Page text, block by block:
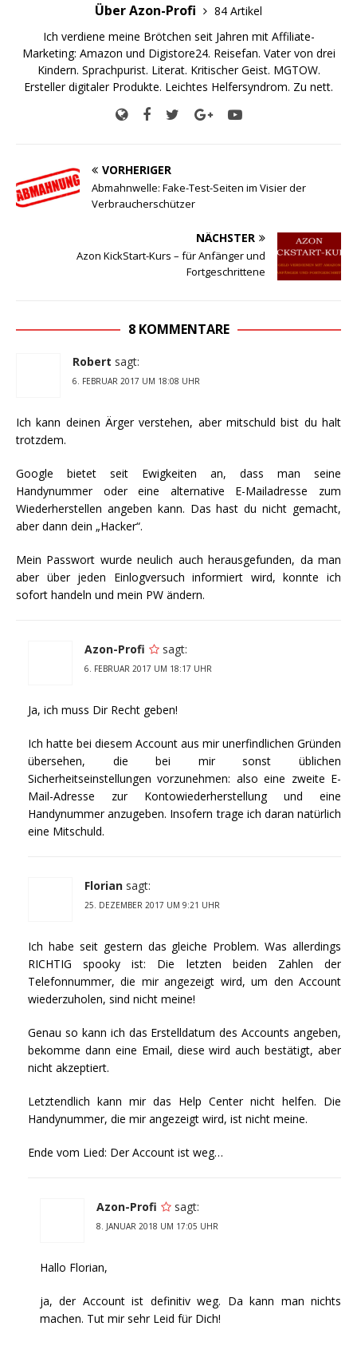
Über Azon-Profi
84 Artikel
Ich verdiene meine Brötchen seit Jahren mit Affiliate-
Marketing: Amazon und Digistore24. Reisefan. Vater von drei
Kindern. Sprachpurist. Literat. Kritischer Geist. MGTOW.
Ersteller digitaler Produkte. Leichtes Helfersyndrom. Zu nett.
VORHERIGER
Abmahnwelle: Fake-Test-Seiten im Visier der
Verbraucherschützer
NÄCHSTER
Azon KickStart-Kurs – für Anfänger und
Fortgeschrittene
8 KOMMENTARE
Robert sagt:
6. FEBRUAR 2017 UM 18:08 UHR
Ich kann deinen Ärger verstehen, aber mitschuld bist du halt
trotzdem.
Google bietet seit Ewigkeiten an, dass man seine
Handynummer oder eine alternative E-Mailadresse zum
Wiederherstellen angeben kann. Das hast du nicht gemacht,
aber dann dein „Hacker“.
Mein Passwort wurde neulich auch herausgefunden, da man
aber über jeden Einlogversuch informiert wird, konnte ich
sofort handeln und mein PW ändern.
Azon-Profi sagt:
6. FEBRUAR 2017 UM 18:17 UHR
Ja, ich muss Dir Recht geben!
Ich hatte bei diesem Account aus mir unerfindlichen Gründen
übersehen, die bei mir sonst üblichen
Sicherheitseinstellungen vorzunehmen: also eine zweite E-
Mail-Adresse zur Kontowiederherstellung und eine
Handynummer anzugeben. Insofern trage ich daran natürlich
eine Mitschuld.
Florian sagt:
25. DEZEMBER 2017 UM 9:21 UHR
Ich habe seit gestern das gleiche Problem. Was allerdings
RICHTIG spooky ist: Die letzten beiden Zahlen der
Telefonnummer, die mir angezeigt wird, um den Account
wiederzuholen, sind nicht meine!
Genau so kann ich das Erstelldatum des Accounts angeben,
bekomme dann eine Email, diese wird auch bestätigt, aber
nicht akzeptiert.
Letztendlich kann mir das Help Center nicht helfen. Die
Handynummer, die mir angezeigt wird, ist nicht meine.
Ende vom Lied: Der Account ist weg…
Azon-Profi sagt:
8. JANUAR 2018 UM 17:05 UHR
Hallo Florian,
ja, der Account ist definitiv weg. Da kann man nichts
machen. Tut mir sehr Leid für Dich!